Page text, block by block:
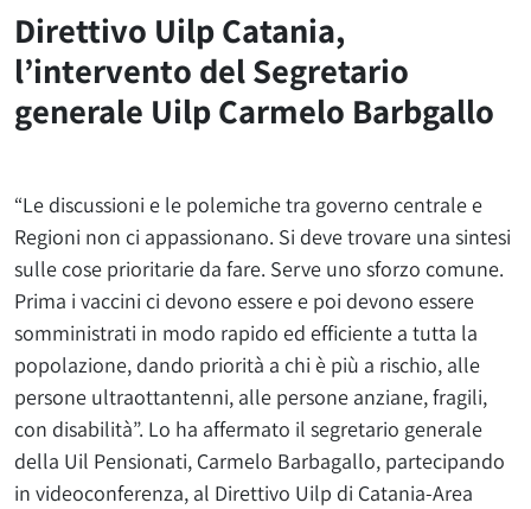
Direttivo Uilp Catania,
l’intervento del Segretario
generale Uilp Carmelo Barbgallo
“Le discussioni e le polemiche tra governo centrale e
Regioni non ci appassionano. Si deve trovare una sintesi
sulle cose prioritarie da fare. Serve uno sforzo comune.
Prima i vaccini ci devono essere e poi devono essere
somministrati in modo rapido ed efficiente a tutta la
popolazione, dando priorità a chi è più a rischio, alle
persone ultraottantenni, alle persone anziane, fragili,
con disabilità”. Lo ha affermato il segretario generale
della Uil Pensionati, Carmelo Barbagallo, partecipando
in videoconferenza, al Direttivo Uilp di Catania-Area